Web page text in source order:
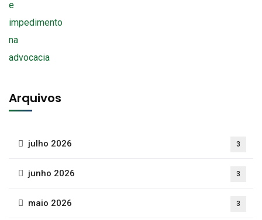
Arquivos
julho 2026 3
junho 2026 3
maio 2026 3